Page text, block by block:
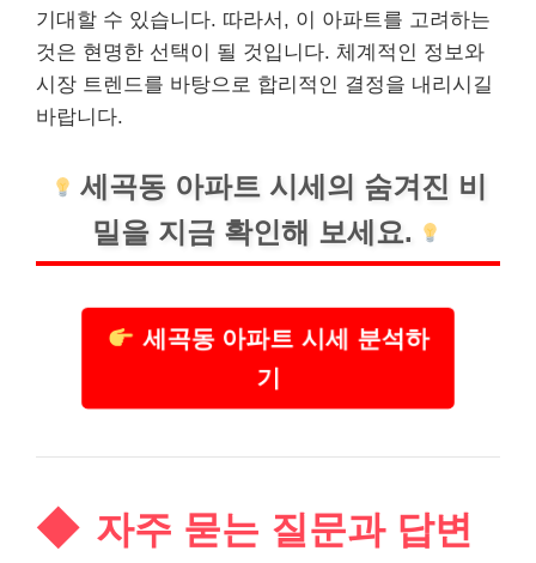
기대할 수 있습니다. 따라서, 이 아파트를 고려하는
것은 현명한 선택이 될 것입니다. 체계적인 정보와
시장 트렌드를 바탕으로 합리적인 결정을 내리시길
바랍니다.
세곡동 아파트 시세의 숨겨진 비
밀을 지금 확인해 보세요.
세곡동 아파트 시세 분석하
기
자주 묻는 질문과 답변